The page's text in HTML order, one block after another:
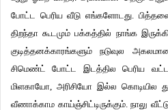
போட்ட பெரிய வீடு எங்களோடது.
திறந்தா கூடமும் பக்கத்தில் நாங்க
குடித்தனக்காரங்களும் நடுவுல
சிமெண்ட் போட்ட இடத்தில பெரிய
மிளகாயோ, அரிசியோ இல்ல
வீணாக்காம காய்ஞ்சிட்டிருக்கும். நாலு